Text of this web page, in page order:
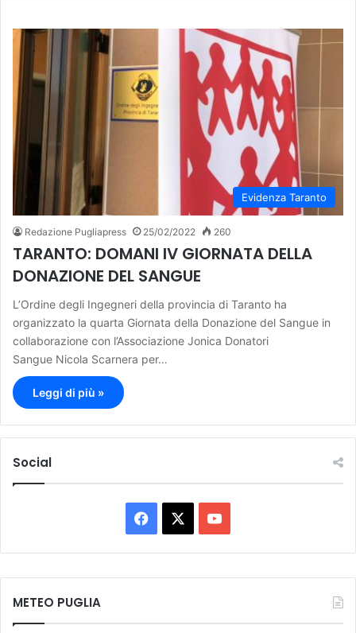
Evidenza Taranto
Redazione Pugliapress 25/02/2022 260
TARANTO: DOMANI IV GIORNATA DELLA
DONAZIONE DEL SANGUE
L’Ordine degli Ingegneri della provincia di Taranto ha
organizzato la quarta Giornata della Donazione del Sangue in
collaborazione con l’Associazione Jonica Donatori
Sangue Nicola Scarnera per…
Leggi di più »
Social
a
c
o
u
METEO PUGLIA